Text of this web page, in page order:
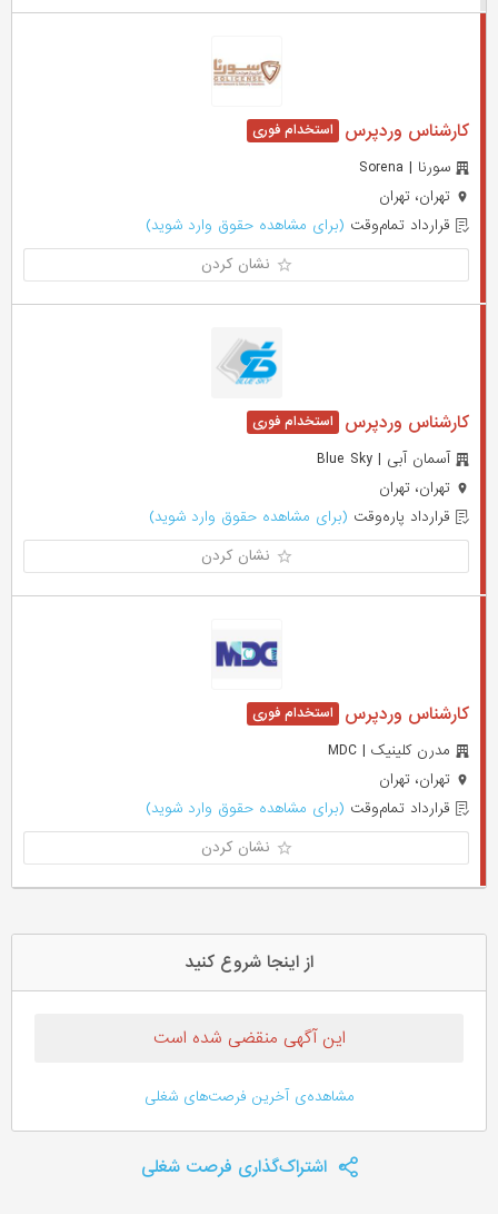
کارشناس وردپرس
سورنا | Sorena
تهران، تهران
قرارداد تمام‌وقت (برای مشاهده حقوق وارد شوید)
نشان کردن
کارشناس وردپرس
آسمان آبی | Blue Sky
تهران، تهران
قرارداد پاره‌وقت (برای مشاهده حقوق وارد شوید)
نشان کردن
کارشناس وردپرس
مدرن کلینیک | MDC
تهران، تهران
قرارداد تمام‌وقت (برای مشاهده حقوق وارد شوید)
نشان کردن
از اینجا شروع کنید
این آگهی منقضی شده است
مشاهده‌ی آخرین فرصت‌های شغلی
اشتراک‌گذاری فرصت شغلی